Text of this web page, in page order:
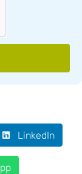
LinkedIn